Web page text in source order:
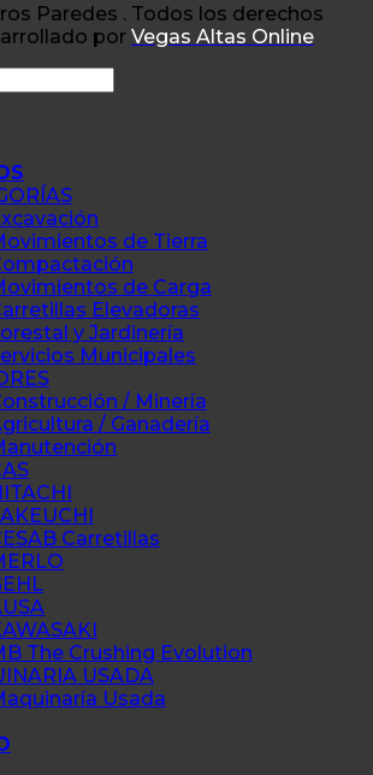
Paredes . Todos los derechos
por Vegas Altas Online
de Tierra
de Carga
Elevadoras
y Jardinería
Municipales
/ Minería
/ Ganadería
Carretillas
The Crushing Evolution
USADA
Usada